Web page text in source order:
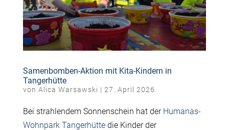
Samenbomben-Aktion mit Kita-Kindern in
Tangerhütte
von Alica Warsawski | 27. April 2026
Bei strahlendem Sonnenschein hat der Humanas-
Wohnpark Tangerhüttedie Kinder der